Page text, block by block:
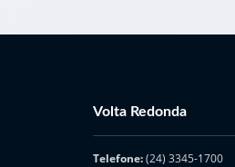
Volta Redonda
Telefone:(24) 3345-1700